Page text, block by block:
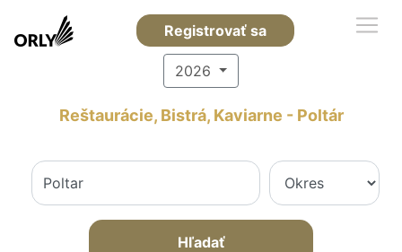
Registrovať sa
2026
Reštaurácie, Bistrá, Kaviarne - Poltár
Hľadať